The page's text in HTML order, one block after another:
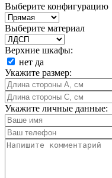
Выберите конфигурацию
Выберите материал
Верхние шкафы:
нет да
Укажите размер:
Укажите личные данные: